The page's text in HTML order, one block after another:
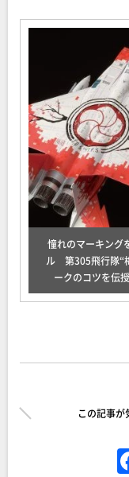
憧れのマーキング
ル 第305飛行隊“
ークのコツを伝
この記事が